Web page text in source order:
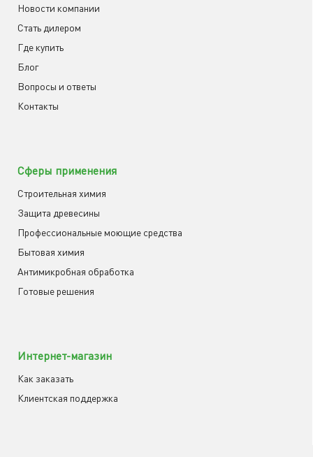
Новости компании
Cтать дилером
Где купить
Блог
Вопросы и ответы
Контакты
Сферы применения
Строительная химия
Защита древесины
Профессиональные моющие средства
Бытовая химия
Антимикробная обработка
Готовые решения
Интернет-магазин
Как заказать
Клиентская поддержка